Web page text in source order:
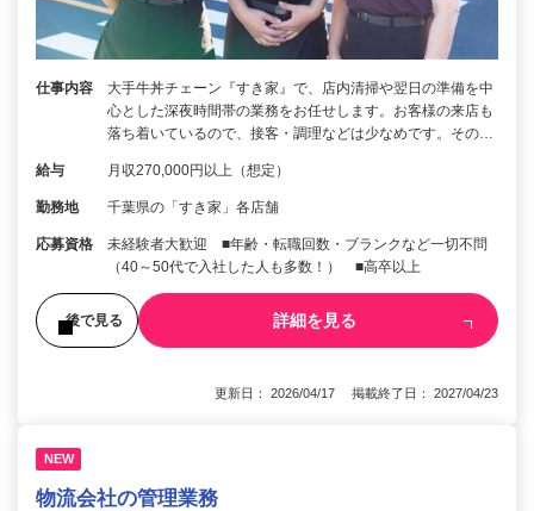
仕事内容
大手牛丼チェーン『すき家』で、店内清掃や翌日の準備を中
心とした深夜時間帯の業務をお任せします。お客様の来店も
落ち着いているので、接客・調理などは少なめです。その…
給与 月収270,000円以上（想定）
勤務地 千葉県の「すき家」各店舗
応募資格
未経験者大歓迎 ■年齢・転職回数・ブランクなど一切不問
（40～50代で入社した人も多数！） ■高卒以上
後で見る 詳細を見る
更新日： 2026/04/17 掲載終了日： 2027/04/23
NEW
物流会社の管理業務